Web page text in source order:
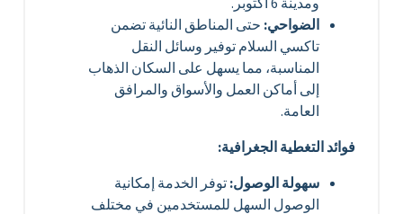
الضواحي:حتى المناطق النائية تضمن
تاكسي السلام توفير وسائل النقل
المناسبة، مما يسهل على السكان الذهاب
إلى أماكن العمل والأسواق والمرافق
العامة.
فوائد التغطية الجغرافية:
سهولة الوصول:توفر الخدمة إمكانية
الوصول السهل للمستخدمين في مختلف